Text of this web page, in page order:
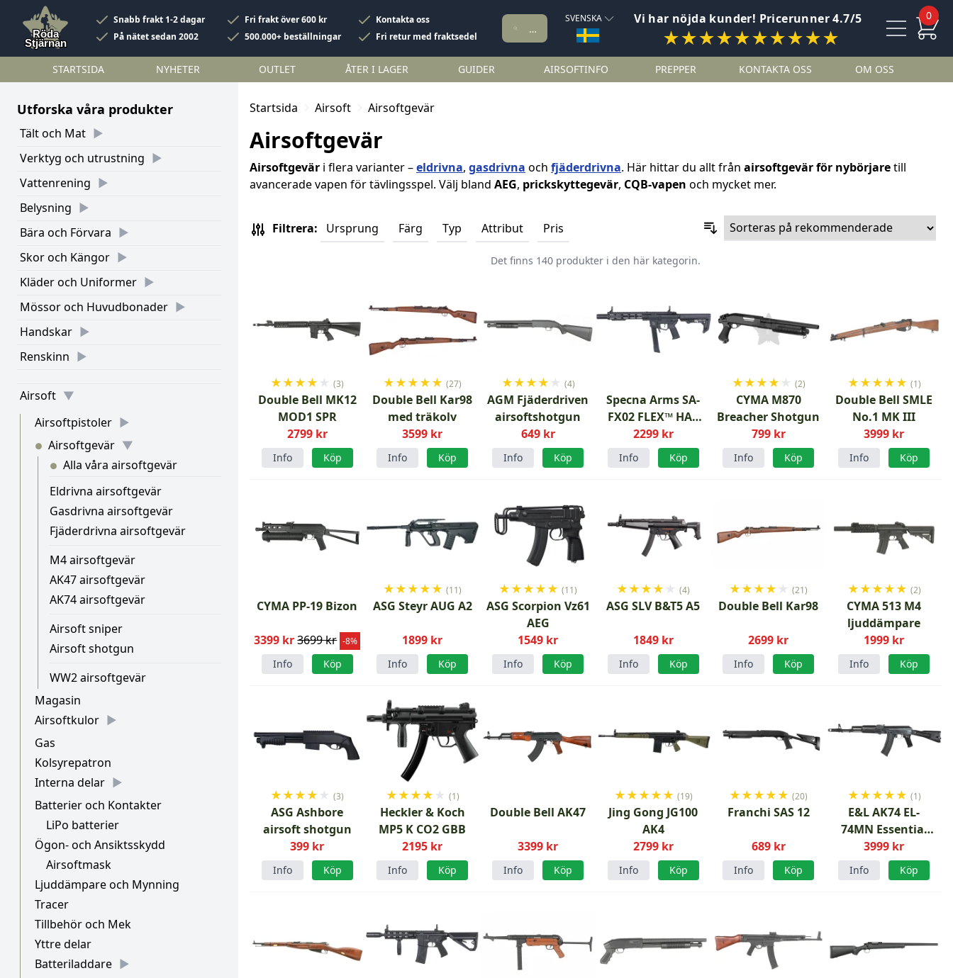
Snabb frakt 1-2 dagar Fri frakt över 600 kr
Kontakta oss
På nätet sedan 2002
500.000+ beställningar Fri retur med fraktsedel
SVENSKA Vi har nöjda kunder! Pricerunner 4.7/5
★★★★★★★★★★
0
STARTSIDA NYHETER OUTLET ÅTER I LAGER GUIDER AIRSOFTINFO PREPPER KONTAKTA OSS OM OSS
Utforska våra produkter
Tält och Mat
Verktyg och utrustning
Vattenrening
Belysning
Bära och Förvara
Skor och Kängor
Kläder och Uniformer
Mössor och Huvudbonader
Handskar
Renskinn
Airsoft
Airsoftpistoler
● Airsoftgevär
● Alla våra airsoftgevär
Eldrivna airsoftgevär
Gasdrivna airsoftgevär
Fjäderdrivna airsoftgevär
M4 airsoftgevär
AK47 airsoftgevär
AK74 airsoftgevär
Airsoft sniper
Airsoft shotgun
WW2 airsoftgevär
Magasin
Airsoftkulor
Gas
Kolsyrepatron
Interna delar
Batterier och Kontakter
LiPo batterier
Ögon- och Ansiktsskydd
Airsoftmask
Ljuddämpare och Mynning
Tracer
Tillbehör och Mek
Yttre delar
Batteriladdare
Startsida Airsoft Airsoftgevär
Airsoftgevär
Airsoftgevär i flera varianter –eldrivna, gasdrivna och fjäderdrivna. Här hittar du allt från airsoftgevär för nybörjaretill
avancerade vapen för tävlingsspel. Välj bland AEG, prickskyttegevär, CQB-vapen och mycket mer.
Filtrera: Ursprung Färg Typ Attribut Pris
Det finns 140 produkter i den här kategorin.
★★★★ ★ (3)
Double Bell MK12
MOD1 SPR
2799 kr
Info Köp
★★★★★ (27)
Double Bell Kar98
med träkolv
3599 kr
Info Köp
★★★★ ★ (4)
AGM Fjäderdriven
airsoftshotgun
649 kr
Info Köp
Specna Arms SA-
FX02 FLEX™ HAL
ETU Gen.2 AR-9
airsoftgevär
2299 kr
Info Köp
★★★★ ★ (2)
CYMA M870
Breacher Shotgun
799 kr
Info Köp
★★★★★ (1)
Double Bell SMLE
No.1 MK III
3999 kr
Info Köp
CYMA PP-19 Bizon
3399 kr3699 kr -8%
Info Köp
★★★★★ (11)
ASG Steyr AUG A2
1899 kr
Info Köp
★★★★★ (11)
ASG Scorpion Vz61
AEG
1549 kr
Info Köp
★★★★ ★ (4)
ASG SLV B&T5 A5
1849 kr
Info Köp
★★★★ ★ (21)
Double Bell Kar98
2699 kr
Info Köp
★★★★★ (2)
CYMA 513 M4
ljuddämpare
1999 kr
Info Köp
★★★★ ★ (3)
ASG Ashbore
airsoft shotgun
399 kr
Info Köp
★★★★ ★ (1)
Heckler & Koch
MP5 K CO2 GBB
2195 kr
Info Köp
Double Bell AK47
3399 kr
Info Köp
★★★★★ (19)
Jing Gong JG100
AK4
2799 kr
Info Köp
★★★★★ (20)
Franchi SAS 12
689 kr
Info Köp
★★★★★ (1)
E&L AK74 EL-
74MN Essential
med mosfet
3999 kr
Info Köp